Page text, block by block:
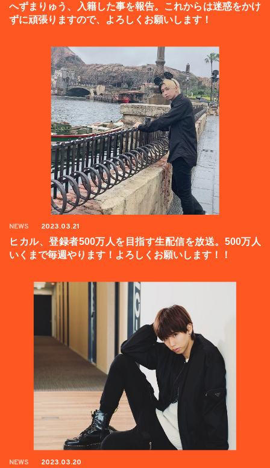
へずまりゅう、入籍した事を報告。これからは迷惑をかけ
ずに頑張りますので、よろしくお願いします！
NEWS 2023.03.21
ヒカル、登録者500万人を目指す生配信を放送。500万人
いくまで毎週やります！よろしくお願いします！！
NEWS 2023.03.20